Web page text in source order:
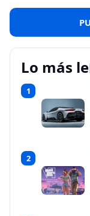
Lo más
1
2